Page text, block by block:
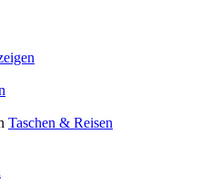
Taschen & Reisen